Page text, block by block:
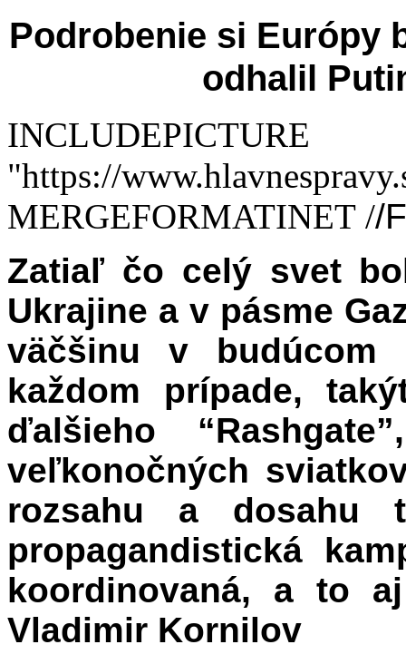
Podrobenie si Európy
odhalil
INCLUDEPICTURE
"https://
MERGEFORMATINET //
Zatiaľ čo celý svet
Ukrajine a v pásme
väčšinu v budúcom
každom prípade,
ďalšieho
veľkonočných
rozsahu a dosahu
propagandistická
koordinovaná, a to
Vladimir Kornilov